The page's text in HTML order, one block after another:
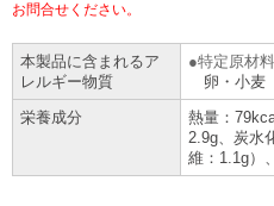
チケット
プリペイドサービス
スポーツ振興くじ
スマホプリペイド
レジでApple Accountにチャージ
JTB
国内店舗数
売上高、店舗数推移
セブン‐イレブンの海外事業
4VISIONS
サステナビリティニュース
サステナビリティレポート
Language
English (Corporate)
English (Services)
简体中文(服务)
お問合せください。
本製品に含まれるア
レルギー物質
特定原材
卵・小麦
栄養成分
熱量：
2.9g、炭水
維：1.1g）